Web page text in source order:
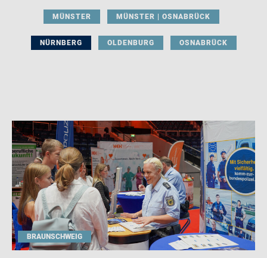
MÜNSTER MÜNSTER | OSNABRÜCK
NÜRNBERG OLDENBURG OSNABRÜCK
BRAUNSCHWEIG